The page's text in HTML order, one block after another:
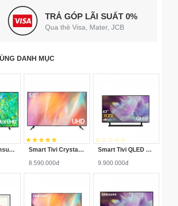
TRẢ GÓP LÃI SUẤT 0%
Qua thẻ Visa, Mater, JCB
DANH MỤC
Smart Tivi Samsung 4K 65 inch UA65CU8000
Smart Tivi Crystal UHD 4K Samsung 50 Inch UA50AU7700
8.590.000đ
Smart Tivi QLED Samsung 4K QA43Q60AAKXXV
9.900.000đ